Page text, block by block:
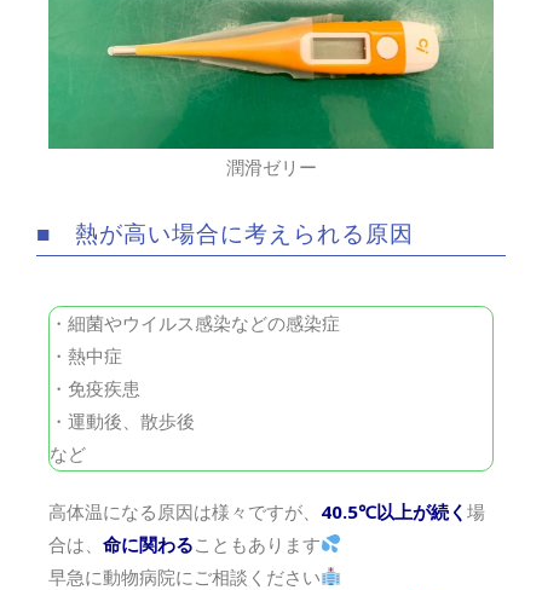
潤滑ゼリー
■ 熱が高い場合に考えられる原因
・細菌やウイルス感染などの感染症
・熱中症
・免疫疾患
・運動後、散歩後
など
高体温になる原因は様々ですが、 40.5℃以上が続く 場
合は、 命に関わることもあります
早急に動物病院にご相談ください